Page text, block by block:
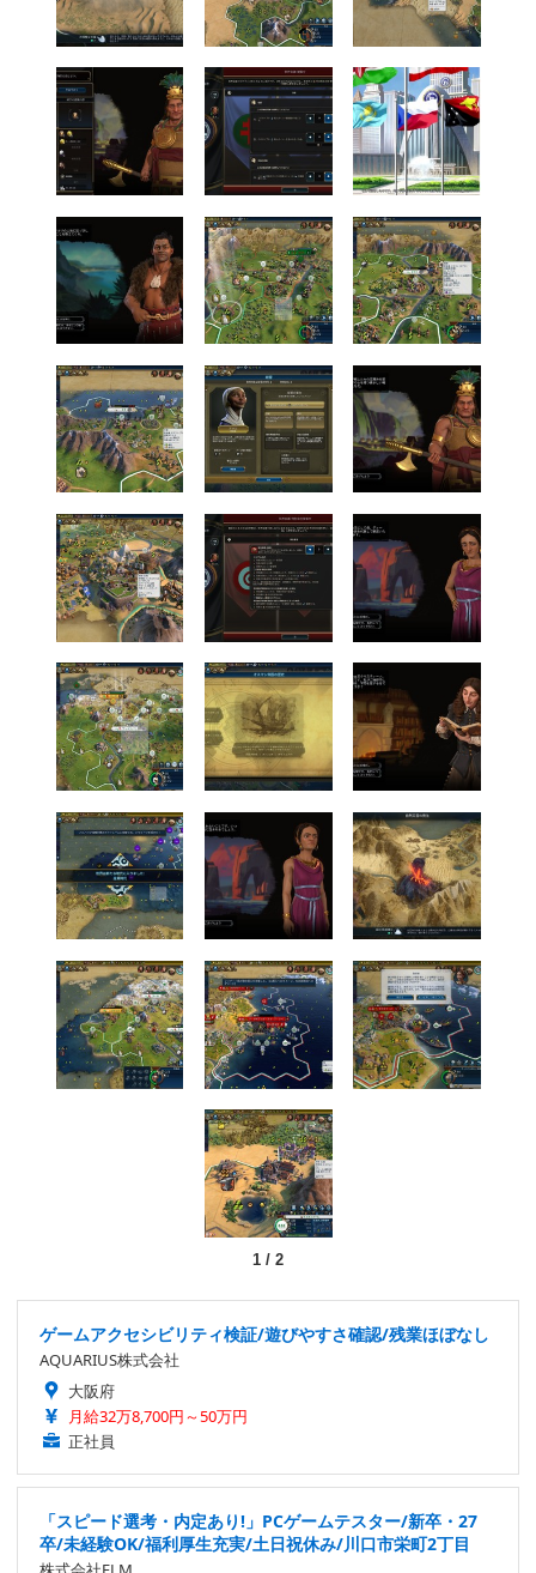
1/ 2
ゲームアクセシビリティ検証/遊びやすさ確認/残業ほぼなし
AQUARIUS株式会社
大阪府
月給32万8,700円～50万円
正社員
「スピード選考・内定あり!」PCゲームテスター/新卒・27
卒/未経験OK/福利厚生充実/土日祝休み/川口市栄町2丁目